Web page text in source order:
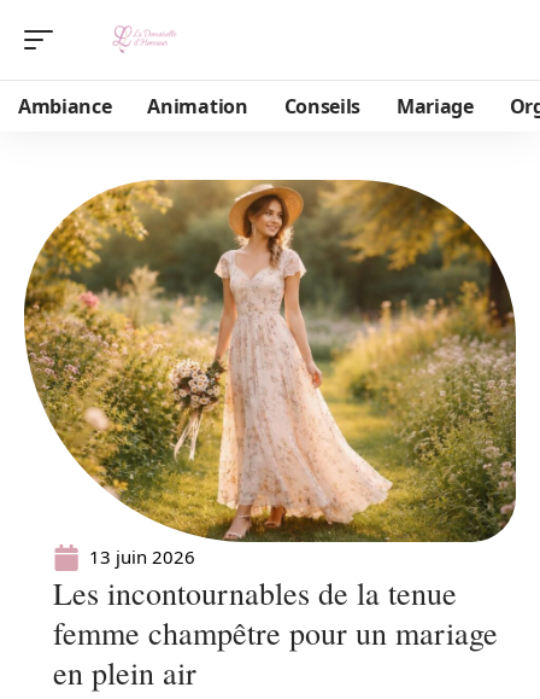
Ambiance Animation Conseils Mariage
13 juin 2026
Les incontournables de la tenue
femme champêtre pour un mariage
en plein air